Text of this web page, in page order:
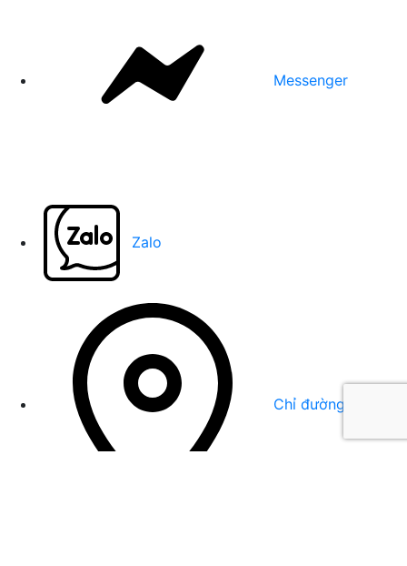
Messenger
Zalo
Chỉ đường